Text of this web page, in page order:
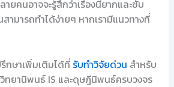
ยคนอาจจะรู้สึกว่าเรื่องนี้ยากและซับ
ามารถทำได้ง่ายๆ หากเรามีแนวทางที่
กษาเพิ่มเติมได้ที่ รับทำวิจัยด่วน สำหรับ
ทยานิพนธ์ IS และดุษฎีนิพนธ์ครบวงจร